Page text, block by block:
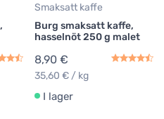
Smaksatt kaffe
Burg smaksatt kaffe,
hasselnöt 250 g malet
8,90 €
35,60 € / kg
I lager